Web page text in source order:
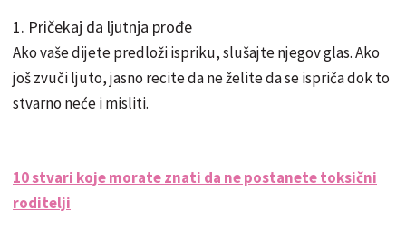
1. Pričekaj da ljutnja prođe
Ako vaše dijete predloži ispriku, slušajte njegov glas. Ako
još zvuči ljuto, jasno recite da ne želite da se ispriča dok to
stvarno neće i misliti.
10 stvari koje morate znati da ne postanete toksični
roditelji